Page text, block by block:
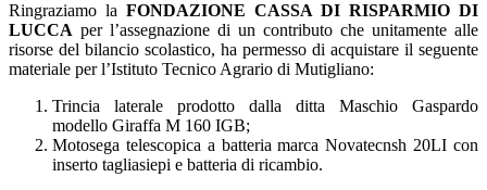
Ringraziamo la FONDAZIONE CASSA DI RISPARMIO DI
LUCCA per l’assegnazione di un contributo che unitamente alle
risorse del bilancio scolastico, ha permesso di acquistare il seguente
materiale per l’Istituto Tecnico Agrario di Mutigliano:
Trincia laterale prodotto dalla ditta Maschio Gaspardo
modello Giraffa M 160 IGB;
Motosega telescopica a batteria marca Novatecnsh 20LI con
inserto tagliasiepi e batteria di ricambio.